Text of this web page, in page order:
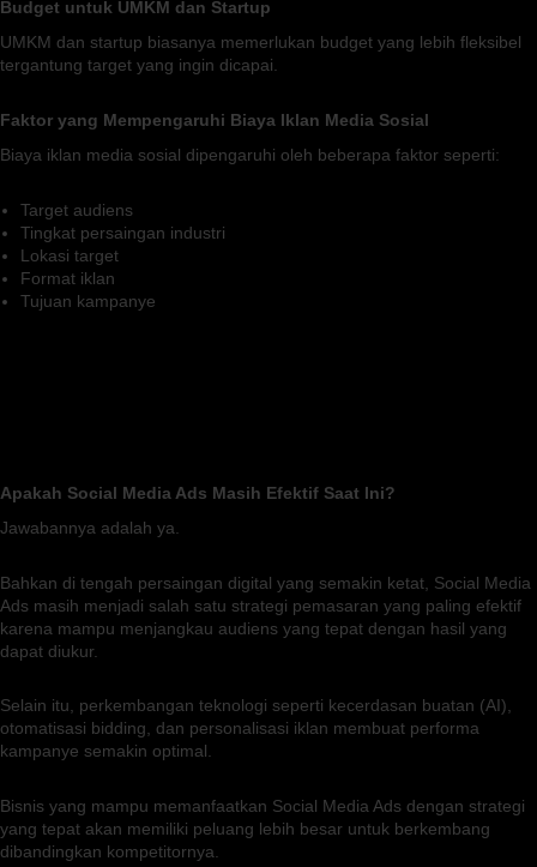
Budget untuk UMKM dan Startup
UMKM dan startup biasanya memerlukan budget yang lebih fleksibel
tergantung target yang ingin dicapai.
Faktor yang Mempengaruhi Biaya Iklan Media Sosial
Biaya iklan media sosial dipengaruhi oleh beberapa faktor seperti:
Target audiens
Tingkat persaingan industri
Lokasi target
Format iklan
Tujuan kampanye
Apakah Social Media Ads Masih Efektif Saat Ini?
Jawabannya adalah ya.
Bahkan di tengah persaingan digital yang semakin ketat, Social Media
Ads masih menjadi salah satu strategi pemasaran yang paling efektif
karena mampu menjangkau audiens yang tepat dengan hasil yang
dapat diukur.
Selain itu, perkembangan teknologi seperti kecerdasan buatan (AI),
otomatisasi bidding, dan personalisasi iklan membuat performa
kampanye semakin optimal.
Bisnis yang mampu memanfaatkan Social Media Ads dengan strategi
yang tepat akan memiliki peluang lebih besar untuk berkembang
dibandingkan kompetitornya.